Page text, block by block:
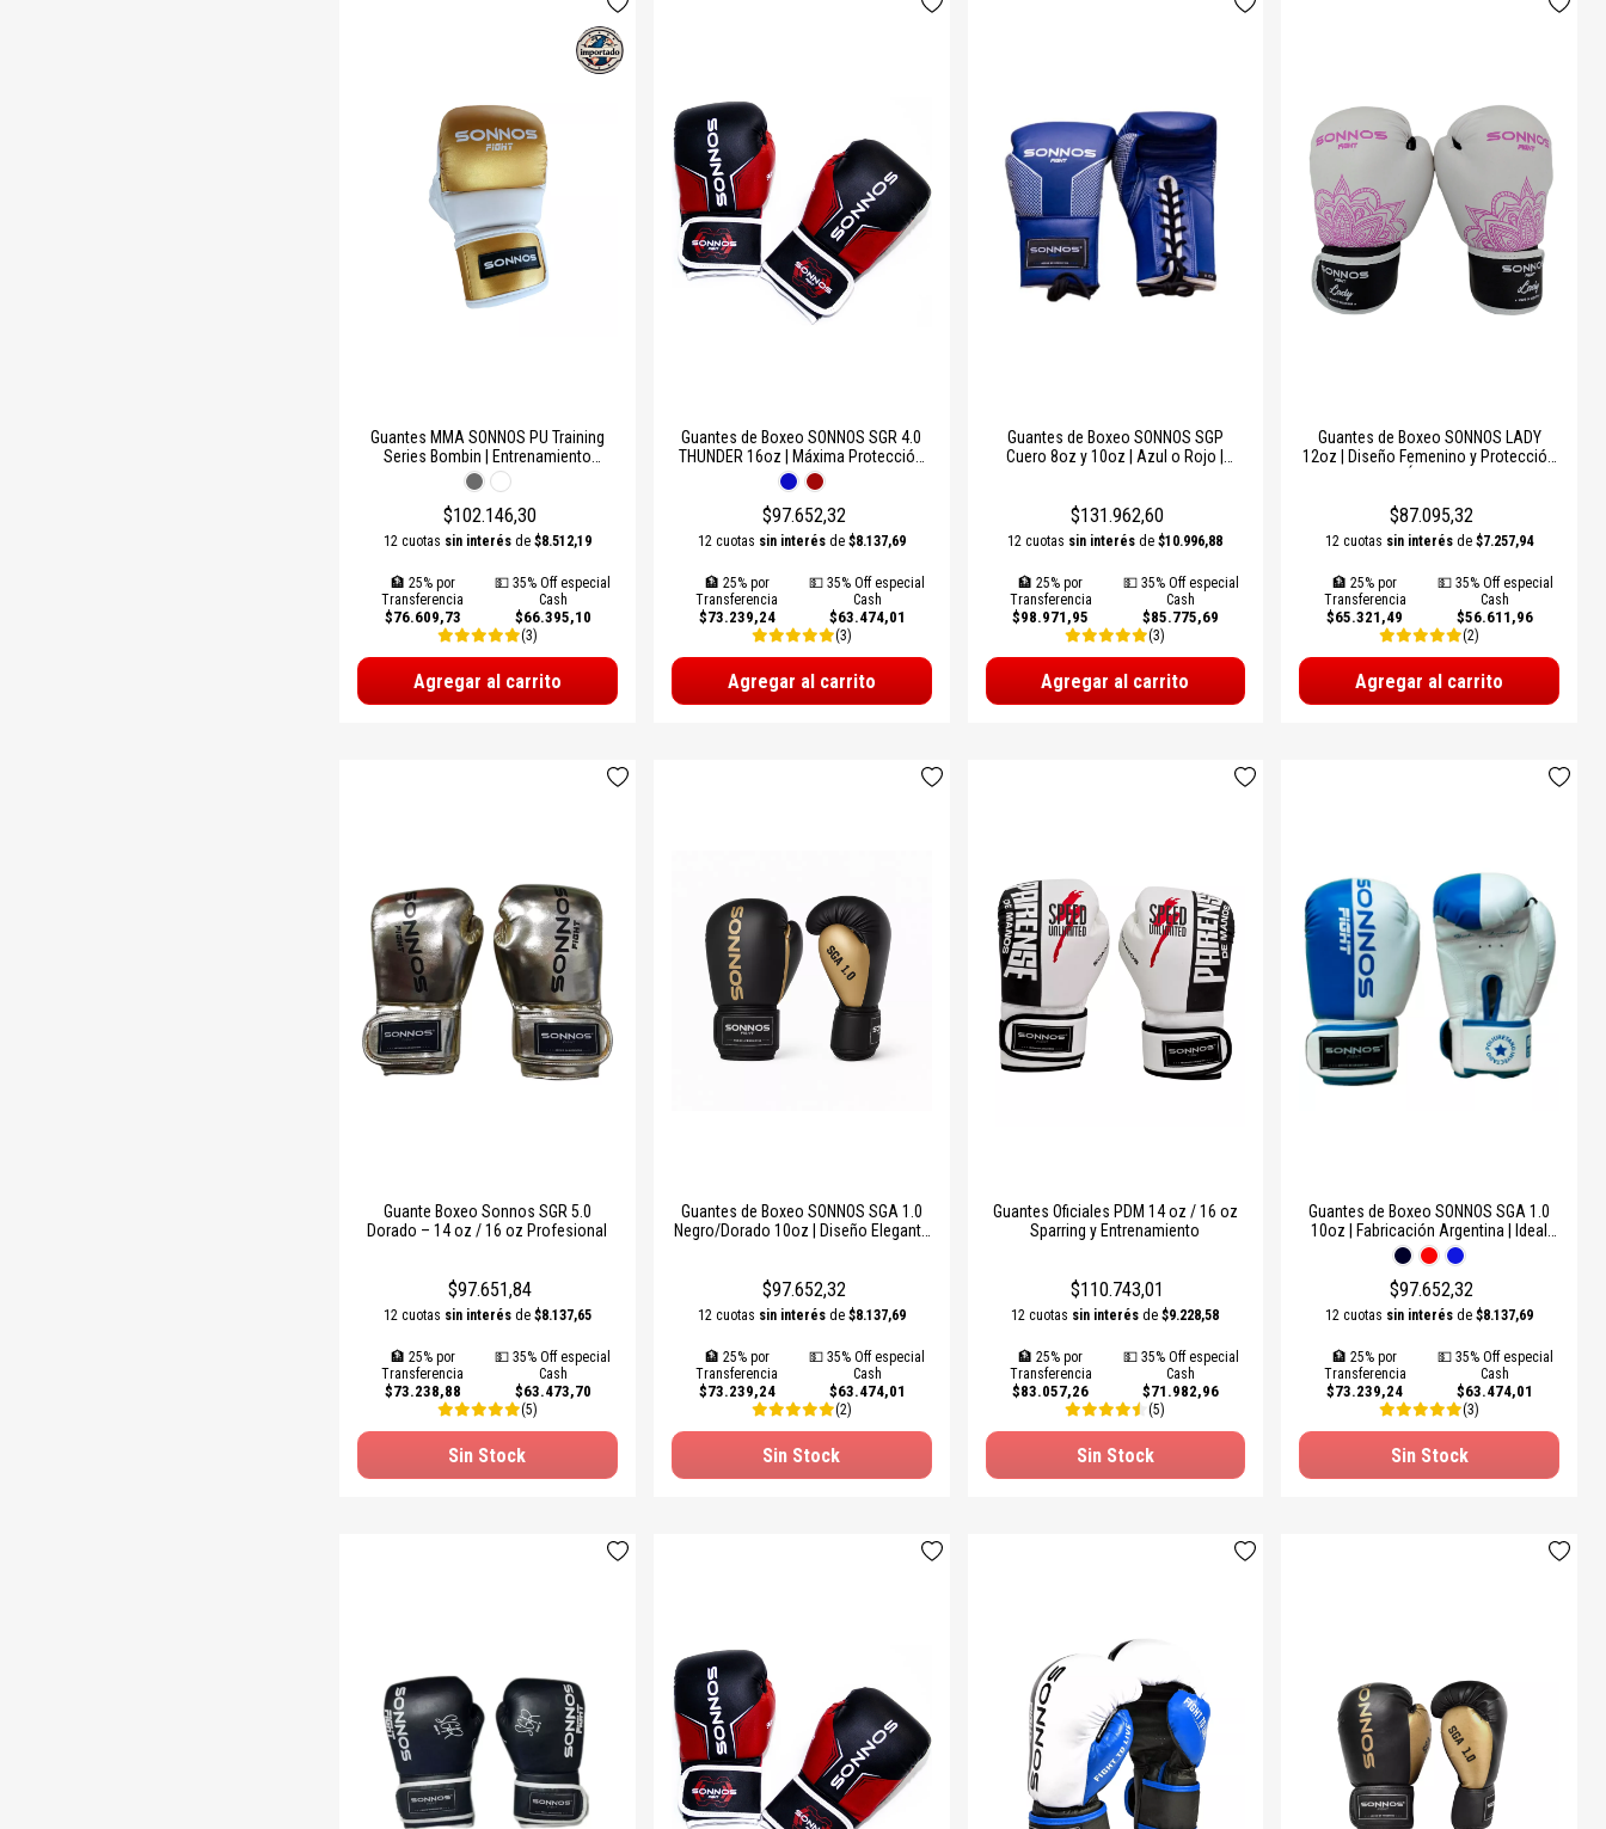
Guantes MMA SONNOS PU Training
Series Bombin | Entrenamiento
Seguro y Cómodo para Artes
Marciales Mixtas
$102.146,30
12 cuotas sin interésde $8.512,19
🏦 25% por
Transferencia
$76.609,73
💵 35% Off especial
Cash
$66.395,10
(3)
Agregar al carrito
Guantes de Boxeo SONNOS SGR 4.0
THUNDER 16oz | Máxima Protección
para Sparring y Entrenamiento Intenso
$97.652,32
12 cuotas sin interésde $8.137,69
🏦 25% por
Transferencia
$73.239,24
💵 35% Off especial
Cash
$63.474,01
(3)
Agregar al carrito
Guantes de Boxeo SONNOS SGP
Cuero 8oz y 10oz | Azul o Rojo |
$131.962,60
12 cuotas sin interés de$10.996,88
🏦 25% por
Transferencia
$98.971,95
💵 35% Off especial
Cash
$85.775,69
(3)
Agregar al carrito
Guantes de Boxeo SONNOS LADY
12oz | Diseño Femenino y Protección
$87.095,32
12 cuotas sin interés de$7.257,94
🏦 25% por
Transferencia
$65.321,49
💵 35% Off especial
Cash
$56.611,96
(2)
Agregar al carrito
Guante Boxeo Sonnos SGR 5.0
Dorado – 14 oz / 16 oz Profesional
$97.651,84
12 cuotas sin interésde $8.137,65
🏦 25% por
Transferencia
$73.238,88
💵 35% Off especial
Cash
$63.473,70
(5)
Sin Stock
Guantes de Boxeo SONNOS SGA 1.0
Negro/Dorado 10oz | Diseño Elegante
$97.652,32
12 cuotas sin interésde $8.137,69
🏦 25% por
Transferencia
$73.239,24
💵 35% Off especial
Cash
$63.474,01
(2)
Sin Stock
Guantes Oficiales PDM 14 oz / 16 oz
Sparring y Entrenamiento
$110.743,01
12 cuotas sin interés de$9.228,58
🏦 25% por
Transferencia
$83.057,26
💵 35% Off especial
Cash
$71.982,96
(5)
Sin Stock
Guantes de Boxeo SONNOS SGA 1.0
10oz | Fabricación Argentina | Ideal
para Entrenamiento Técnico
$97.652,32
12 cuotas sin interés de$8.137,69
🏦 25% por
Transferencia
$73.239,24
💵 35% Off especial
Cash
$63.474,01
(3)
Sin Stock